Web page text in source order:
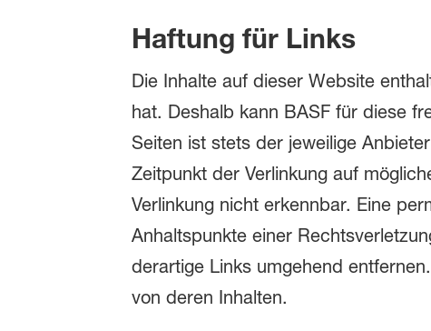
Haftung für Links
Die Inhalte auf dieser Website
hat. Deshalb kann BASF für diese
Seiten ist stets der jeweilige
Zeitpunkt der Verlinkung auf
Verlinkung nicht erkennbar. Eine
Anhaltspunkte einer
derartige Links umgehend
von deren Inhalten.